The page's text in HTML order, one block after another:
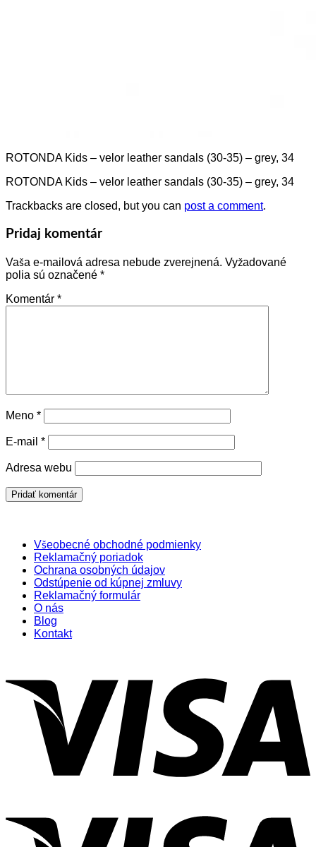
ROTONDA Kids – velor leather sandals (30-35) – grey, 34
ROTONDA Kids – velor leather sandals (30-35) – grey, 34
Trackbacks are closed, but you can post a comment.
Pridaj komentár
Vaša e-mailová adresa nebude zverejnená. Vyžadované
polia sú označené *
Komentár *
Meno *
E-mail *
Adresa webu
Všeobecné obchodné podmienky
Reklamačný poriadok
Ochrana osobných údajov
Odstúpenie od kúpnej zmluvy
Reklamačný formulár
O nás
Blog
Kontakt